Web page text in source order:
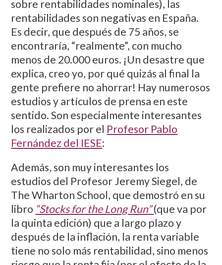
sobre rentabilidades nominales), las
rentabilidades son negativas en España.
Es decir, que después de 75 años, se
encontraría, “realmente”, con mucho
menos de 20.000 euros. ¡Un desastre que
explica, creo yo, por qué quizás al final la
gente prefiere no ahorrar! Hay numerosos
estudios y artículos de prensa en este
sentido. Son especialmente interesantes
los realizados por el Profesor Pablo
Fernández del IESE:
Además, son muy interesantes los
estudios del Profesor Jeremy Siegel, de
The Wharton School, que demostró en su
libro “Stocks for the Long Run”(que va por
la quinta edición) que a largo plazo y
después de la inflación, la renta variable
tiene no solo más rentabilidad, sino menos